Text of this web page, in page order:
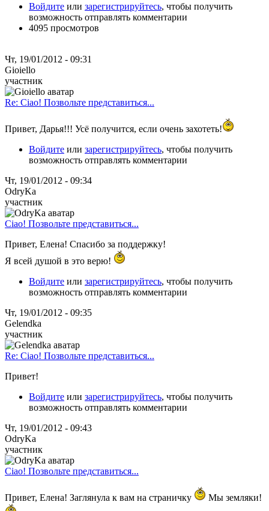
Войдите или зарегистрируйтесь, чтобы получить
возможность отправлять комментарии
4095 просмотров
Чт, 19/01/2012 - 09:31
Gioiello
участник
Re: Ciao! Позвольте представиться...
Привет, Дарья!!! Усё получится, если очень захотеть!
Войдите или зарегистрируйтесь, чтобы получить
возможность отправлять комментарии
Чт, 19/01/2012 - 09:34
OdryKa
участник
Ciao! Позвольте представиться...
Привет, Елена! Спасибо за поддержку!
Я всей душой в это верю!
Войдите или зарегистрируйтесь, чтобы получить
возможность отправлять комментарии
Чт, 19/01/2012 - 09:35
Gelendka
участник
Re: Ciao! Позвольте представиться...
Привет!
Войдите или зарегистрируйтесь, чтобы получить
возможность отправлять комментарии
Чт, 19/01/2012 - 09:43
OdryKa
участник
Ciao! Позвольте представиться...
Привет, Елена! Заглянула к вам на страничку Мы земляки!